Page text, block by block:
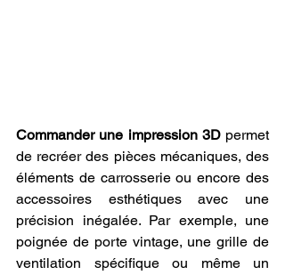
Commander une impression 3D permet
de recréer des pièces mécaniques, des
éléments de carrosserie ou encore des
accessoires esthétiques avec une
précision inégalée. Par exemple, une
poignée de porte vintage, une grille de
ventilation spécifique ou même un